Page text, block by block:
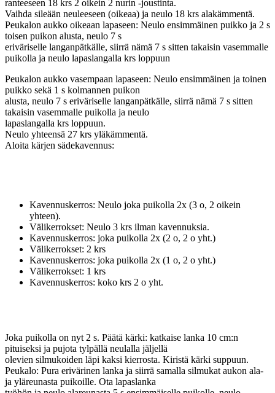
ranteeseen 18 krs 2 oikein 2 nurin -joustinta.
Vaihda sileään neuleeseen (oikeaa) ja neulo 18 krs alakämmentä.
Peukalon aukko oikeaan lapaseen: Neulo ensimmäinen puikko ja 2 s
toisen puikon alusta, neulo 7 s
eriväriselle langanpätkälle, siirrä nämä 7 s sitten takaisin vasemmalle
puikolla ja neulo lapaslangalla krs loppuun
Peukalon aukko vasempaan lapaseen: Neulo ensimmäinen ja toinen
puikko sekä 1 s kolmannen puikon
alusta, neulo 7 s eriväriselle langanpätkälle, siirrä nämä 7 s sitten
takaisin vasemmalle puikolla ja neulo
lapaslangalla krs loppuun.
Neulo yhteensä 27 krs yläkämmentä.
Aloita kärjen sädekavennus:
Kavennuskerros: Neulo joka puikolla 2x (3 o, 2 oikein
yhteen).
Välikerrokset: Neulo 3 krs ilman kavennuksia.
Kavennuskerros: joka puikolla 2x (2 o, 2 o yht.)
Välikerrokset: 2 krs
Kavennuskerros: joka puikolla 2x (1 o, 2 o yht.)
Välikerrokset: 1 krs
Kavennuskerros: koko krs 2 o yht.
Joka puikolla on nyt 2 s. Päätä kärki: katkaise lanka 10 cm:n
pituiseksi ja pujota tylpällä neulalla jäljellä
olevien silmukoiden läpi kaksi kierrosta. Kiristä kärki suppuun.
Peukalo: Pura erivärinen lanka ja siirrä samalla silmukat aukon ala-
ja yläreunasta puikoille. Ota lapaslanka